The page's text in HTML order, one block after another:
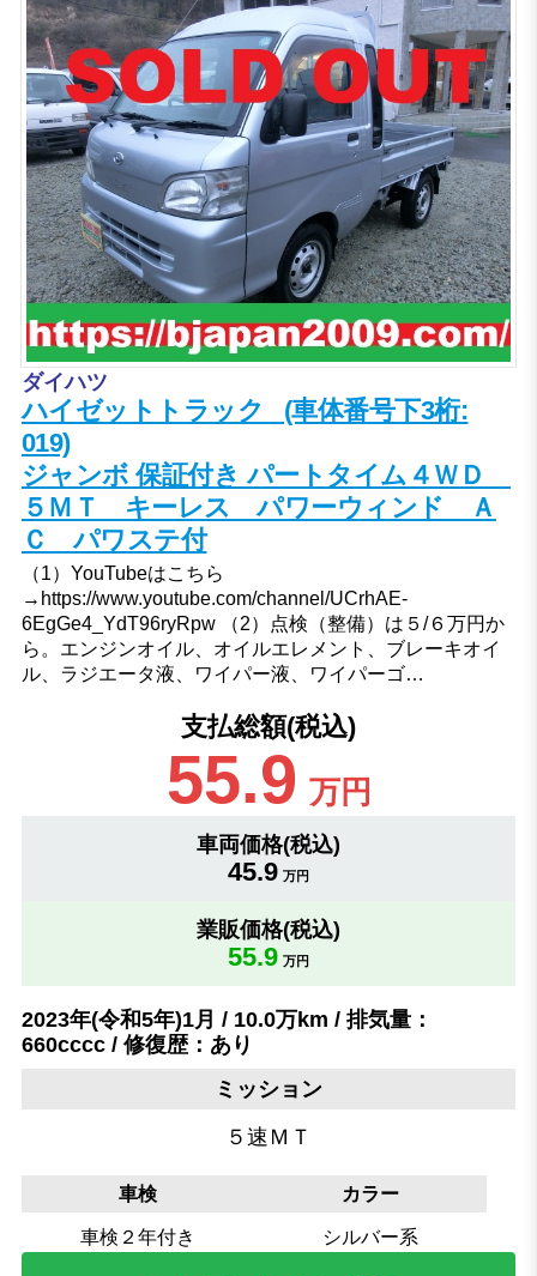
ダイハツ
ハイゼットトラック (車体番号下3桁:
019)
ジャンボ 保証付き パートタイム４ＷＤ
５ＭＴ キーレス パワーウィンド Ａ
Ｃ パワステ付
（1）YouTubeはこちら
→https://www.youtube.com/channel/UCrhAE-
6EgGe4_YdT96ryRpw （2）点検（整備）は５/６万円か
ら。エンジンオイル、オイルエレメント、ブレーキオイ
ル、ラジエータ液、ワイパー液、ワイパーゴ…
支払総額(税込)
55.9 万円
車両価格(税込)
45.9 万円
業販価格(税込)
55.9 万円
2023年(令和5年)1月 / 10.0万km / 排気量：
660cccc / 修復歴：あり
ミッション
５速ＭＴ
車検
車検２年付き
カラー
シルバー系